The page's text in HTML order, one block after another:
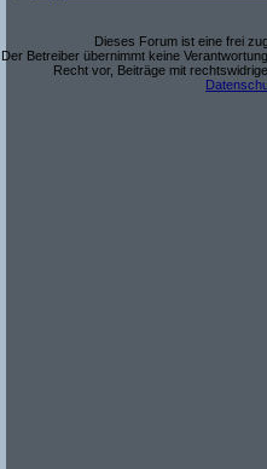
Dieses Forum ist eine frei
Der Betreiber übernimmt keine
Recht vor, Beiträge mit